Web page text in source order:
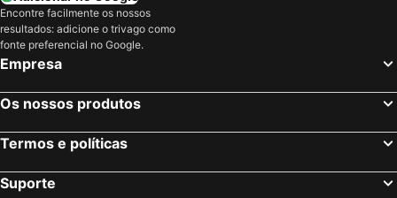
Hotéis em Costa do Sol
Hotéis em Tenerife
Hotéis em São Miguel
Encontre facilmente os nossos
resultados: adicione o trivago como
fonte preferencial no Google.
Empresa
Os nossos produtos
Termos e políticas
Suporte